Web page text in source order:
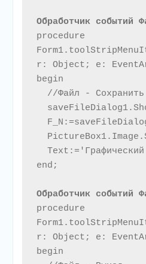
Обработчик событий
procedure
r: Object; e:
begin
end;
Обработчик событий
procedure
r: Object; e:
begin